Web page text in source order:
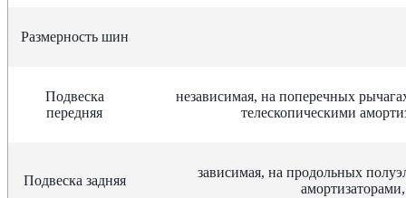
Размерность шин
Подвеска
передняя
независимая, на поперечных
телескопическими
Подвеска задняя
зависимая, на продольных